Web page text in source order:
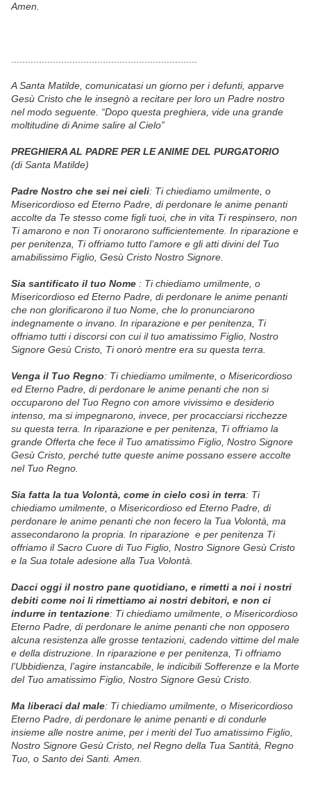
Amen.
A Santa Matilde, comunicatasi un giorno per i defunti, apparve
Gesù Cristo che le insegnò a recitare per loro un Padre nostro
nel modo seguente. “Dopo questa preghiera, vide una grande
moltitudine di Anime salire al Cielo”
PREGHIERA AL PADRE PER LE ANIME DEL PURGATORIO
(di Santa Matilde)
Padre Nostro che sei nei cieli: Ti chiediamo umilmente, o
Misericordioso ed Eterno Padre, di perdonare le anime penanti
accolte da Te stesso come figli tuoi, che in vita Ti respinsero, non
Ti amarono e non Ti onorarono sufficientemente. In riparazione e
per penitenza, Ti offriamo tutto l’amore e gli atti divini del Tuo
amabilissimo Figlio, Gesù Cristo Nostro Signore.
Sia santificato il tuo Nome : Ti chiediamo umilmente, o
Misericordioso ed Eterno Padre, di perdonare le anime penanti
che non glorificarono il tuo Nome, che lo pronunciarono
indegnamente o invano. In riparazione e per penitenza, Ti
offriamo tutti i discorsi con cui il tuo amatissimo Figlio, Nostro
Signore Gesù Cristo, Ti onorò mentre era su questa terra.
Venga il Tuo Regno: Ti chiediamo umilmente, o Misericordioso
ed Eterno Padre, di perdonare le anime penanti che non si
occuparono del Tuo Regno con amore vivissimo e desiderio
intenso, ma si impegnarono, invece, per procacciarsi ricchezze
su questa terra. In riparazione e per penitenza, Ti offriamo la
grande Offerta che fece il Tuo amatissimo Figlio, Nostro Signore
Gesù Cristo, perché tutte queste anime possano essere accolte
nel Tuo Regno.
Sia fatta la tua Volontà, come in cielo così in terra: Ti
chiediamo umilmente, o Misericordioso ed Eterno Padre, di
perdonare le anime penanti che non fecero la Tua Volontà, ma
assecondarono la propria. In riparazione e per penitenza Ti
offriamo il Sacro Cuore di Tuo Figlio, Nostro Signore Gesù Cristo
e la Sua totale adesione alla Tua Volontà.
Dacci oggi il nostro pane quotidiano, e rimetti a noi i nostri
debiti come noi li rimettiamo ai nostri debitori, e non ci
indurre in tentazione: Ti chiediamo umilmente, o Misericordioso
Eterno Padre, di perdonare le anime penanti che non opposero
alcuna resistenza alle grosse tentazioni, cadendo vittime del male
e della distruzione. In riparazione e per penitenza, Ti offriamo
l’Ubbidienza, l’agire instancabile, le indicibili Sofferenze e la Morte
del Tuo amatissimo Figlio, Nostro Signore Gesù Cristo.
Ma liberaci dal male: Ti chiediamo umilmente, o Misericordioso
Eterno Padre, di perdonare le anime penanti e di condurle
insieme alle nostre anime, per i meriti del Tuo amatissimo Figlio,
Nostro Signore Gesù Cristo, nel Regno della Tua Santità, Regno
Tuo, o Santo dei Santi. Amen.